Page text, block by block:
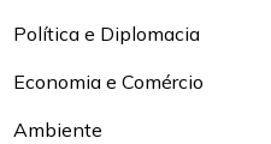
Política e Diplomacia
Economia e Comércio
Ambiente